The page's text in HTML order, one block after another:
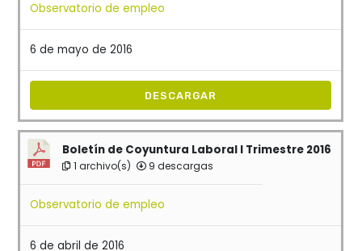
Observatorio de empleo
6 de mayo de 2016
DESCARGAR
Boletín de Coyuntura Laboral I Trimestre 2016
1 archivo(s) 9 descargas
Observatorio de empleo
6 de abril de 2016